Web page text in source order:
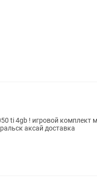
ti 4gb ! игровой комплект
аксай доставка